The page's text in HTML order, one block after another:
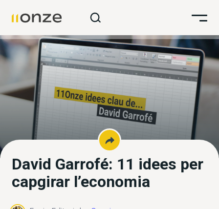
David Garrofé: 11 idees per
capgirar l’economia